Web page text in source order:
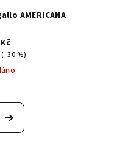
AMERICANA
(–30 %)